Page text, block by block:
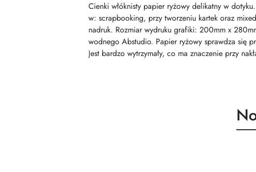
Cienki włóknisty papier ryżowy delikatny w
w: scrapbooking, przy tworzeniu kartek oraz
nadruk. Rozmiar wydruku grafiki: 200mm x
wodnego Abstudio. Papier ryżowy sprawdza się
Jest bardzo wytrzymały, co ma znaczenie przy
o